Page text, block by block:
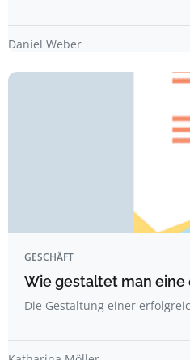
Daniel Weber
GESCHÄFT
Wie gestaltet man
Die Gestaltung einer